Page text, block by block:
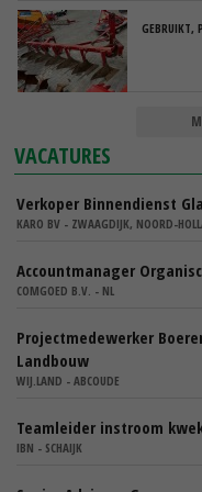
GEBRUIKT,
VACATURES
Verkoper Binnendienst
KARO BV - ZWAAGDIJK, NOORD-
Accountmanager
COMGOED B.V. - NL
Projectmedewerker
Landbouw
WIJ.LAND - ABCOUDE
Teamleider instroom
IBN - SCHAIJK